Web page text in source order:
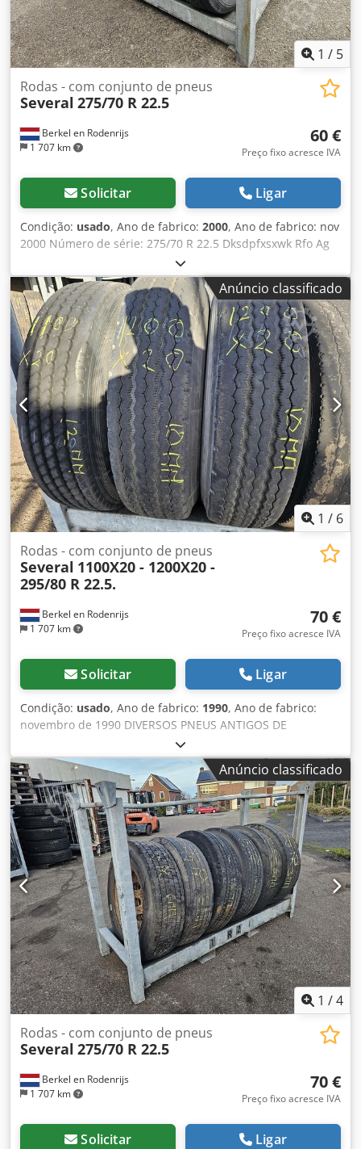
1 / 5
Berkel en Rodenrijs
1 707 km
Rodas - com conjunto de pneus
Several 275/70 R 22.5
60 €
Preço fixo acresce IVA
Solicitar Ligar
Condição: usado, Ano de fabrico: 2000, Ano de fabrico: nov
2000 Número de série: 275/70 R 22.5 Dksdpfxsxwk Rfo Ag
Ror PNEU DE REBOQUE USADO 275/70 R 22.5 NA JANTE, 10
FUROS, 6 MM
Anúncio classificado
1 / 6
Berkel en Rodenrijs
1 707 km
Rodas - com conjunto de pneus
Several 1100X20 - 1200X20 -
295/80 R 22.5.
70 €
Preço fixo acresce IVA
Solicitar Ligar
Condição: usado, Ano de fabrico: 1990, Ano de fabrico:
novembro de 1990 DIVERSOS PNEUS ANTIGOS DE
REBOQUE COM JANTE TAMANHO 1100 X 20/1200 X 20 / 295
80 R 22.5. Dkjdpsxwkdrefx Ag Rjr
Anúncio classificado
1 /4
Berkel en Rodenrijs
1 707 km
Rodas - com conjunto de pneus
Several 275/70 R 22.5
70 €
Preço fixo acresce IVA
Solicitar Ligar